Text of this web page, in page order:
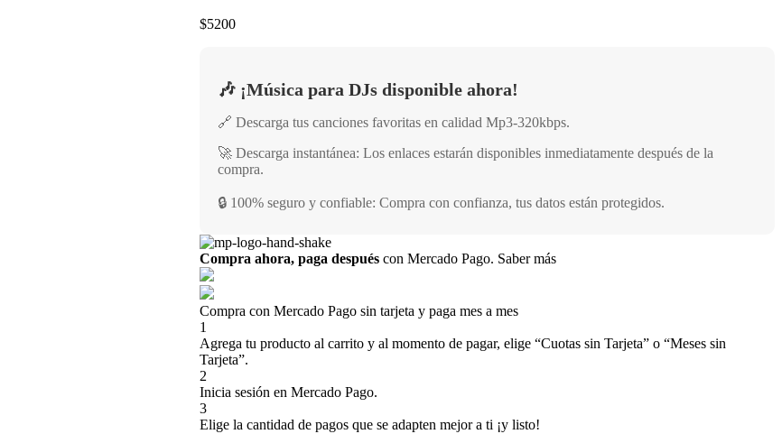
$5200
🎶 ¡Música para DJs disponible ahora!
🔗 Descarga tus canciones favoritas en calidad Mp3-320kbps.
🚀 Descarga instantánea: Los enlaces estarán disponibles inmediatamente después de la
compra.
🔒 100% seguro y confiable: Compra con confianza, tus datos están protegidos.
Compra ahora, paga despuéscon Mercado Pago. Saber más
Compra con Mercado Pago sin tarjeta y paga mes a mes
1
Agrega tu producto al carrito y al momento de pagar, elige “Cuotas sin Tarjeta” o “Meses sin
Tarjeta”.
2
Inicia sesión en Mercado Pago.
3
Elige la cantidad de pagos que se adapten mejor a ti ¡y listo!